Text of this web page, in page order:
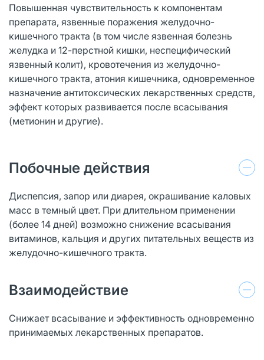
Повышенная чувствительность к компонентам
препарата, язвенные поражения желудочно-
кишечного тракта (в том числе язвенная болезнь
желудка и 12-перстной кишки, неспецифический
язвенный колит), кровотечения из желудочно-
кишечного тракта, атония кишечника, одновременное
назначение антитоксических лекарственных средств,
эффект которых развивается после всасывания
(метионин и другие).
Побочные действия
Диспепсия, запор или диарея, окрашивание каловых
масс в темный цвет. При длительном применении
(более 14 дней) возможно снижение всасывания
витаминов, кальция и других питательных веществ из
желудочно-кишечного тракта.
Взаимодействие
Снижает всасывание и эффективность одновременно
принимаемых лекарственных препаратов.